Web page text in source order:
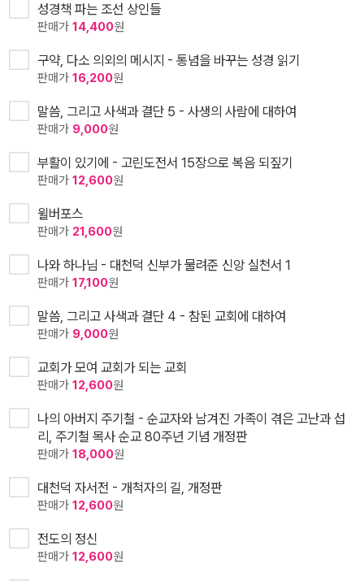
성경책 파는 조선 상인들
판매가 14,400원
구약, 다소 의외의 메시지 - 통념을 바꾸는 성경 읽기
판매가 16,200원
말씀, 그리고 사색과 결단 5 - 사생의 사람에 대하여
판매가 9,000원
부활이 있기에 - 고린도전서 15장으로 복음 되짚기
판매가 12,600원
윌버포스
판매가 21,600원
나와 하나님 - 대천덕 신부가 물려준 신앙 실천서 1
판매가 17,100원
말씀, 그리고 사색과 결단 4 - 참된 교회에 대하여
판매가 9,000원
교회가 모여 교회가 되는 교회
판매가 12,600원
나의 아버지 주기철 - 순교자와 남겨진 가족이 겪은 고난과 섭
리, 주기철 목사 순교 80주년 기념 개정판
판매가 18,000원
대천덕 자서전 - 개척자의 길, 개정판
판매가 12,600원
전도의 정신
판매가 12,600원